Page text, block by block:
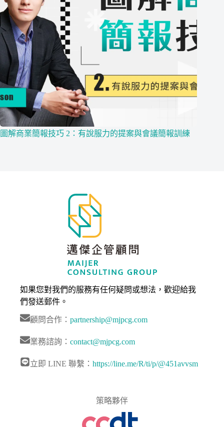
圖解商業簡報技巧 2：有說服力的提案與會議簡報訓練
如果您對我們的服務有任何疑問或想法，歡迎給我
們發送郵件。
顧問合作：partnership@mjpcg.com
業務諮詢：contact@mjpcg.com
立即 LINE 聯繫：https://line.me/R/ti/p/@451avvsm
策略夥伴